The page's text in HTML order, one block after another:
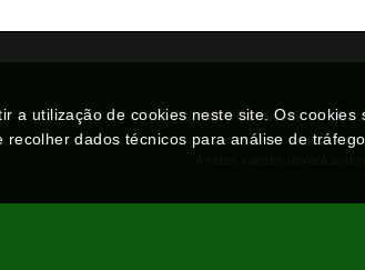
Termos e Condições
a utilização de cookies neste site. Os
dados técnicos para análise de